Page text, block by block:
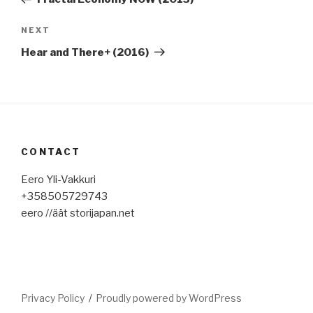
Next
Post
NEXT
Hear and There+ (2016)
CONTACT
Eero Yli-Vakkuri
+358505729743
eero //äät storijapan.net
Privacy Policy Proudly powered by WordPress